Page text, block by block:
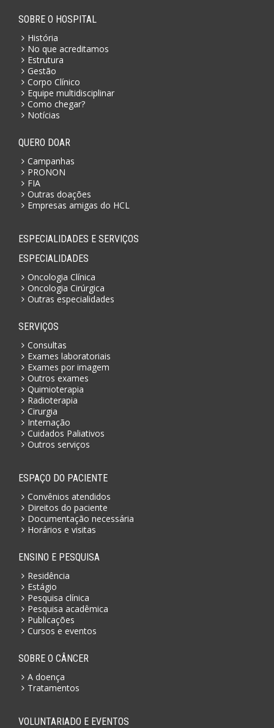
SOBRE O HOSPITAL
História
No que acreditamos
Estrutura
Gestão
Corpo Clínico
Equipe multidisciplinar
Como chegar?
Notícias
QUERO DOAR
Campanhas
PRONON
FIA
Outras doações
Empresas amigas do HCL
ESPECIALIDADES E SERVIÇOS
ESPECIALIDADES
Oncologia Clínica
Oncologia Cirúrgica
Outras especialidades
SERVIÇOS
Consultas
Exames laboratoriais
Exames por imagem
Outros exames
Quimioterapia
Radioterapia
Cirurgia
Internação
Cuidados Paliativos
Outros serviços
ESPAÇO DO PACIENTE
Convênios atendidos
Direitos do paciente
Documentação necessária
Horários e visitas
ENSINO E PESQUISA
Residência
Estágio
Pesquisa clínica
Pesquisa acadêmica
Publicações
Cursos e eventos
SOBRE O CÂNCER
A doença
Tratamentos
VOLUNTARIADO E EVENTOS